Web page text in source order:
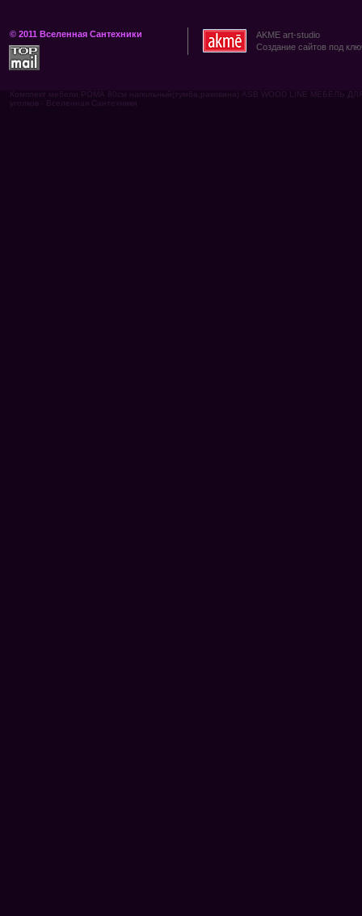
AKME art-studio
Создание сайтов под
© 2011 Вселенная Сантехники
Комплект мебели РОМА 80см напольный(тумба,раковина) ASB WOOD LINE МЕБЕЛЬ
уголков - Вселенная Сантехники